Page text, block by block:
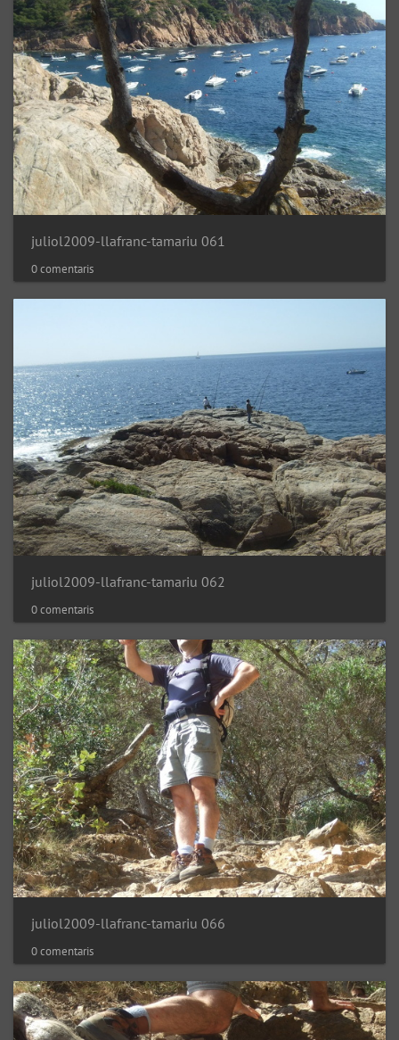
juliol2009-llafranc-tamariu 061
0 comentaris
juliol2009-llafranc-tamariu 062
0 comentaris
juliol2009-llafranc-tamariu 066
0 comentaris